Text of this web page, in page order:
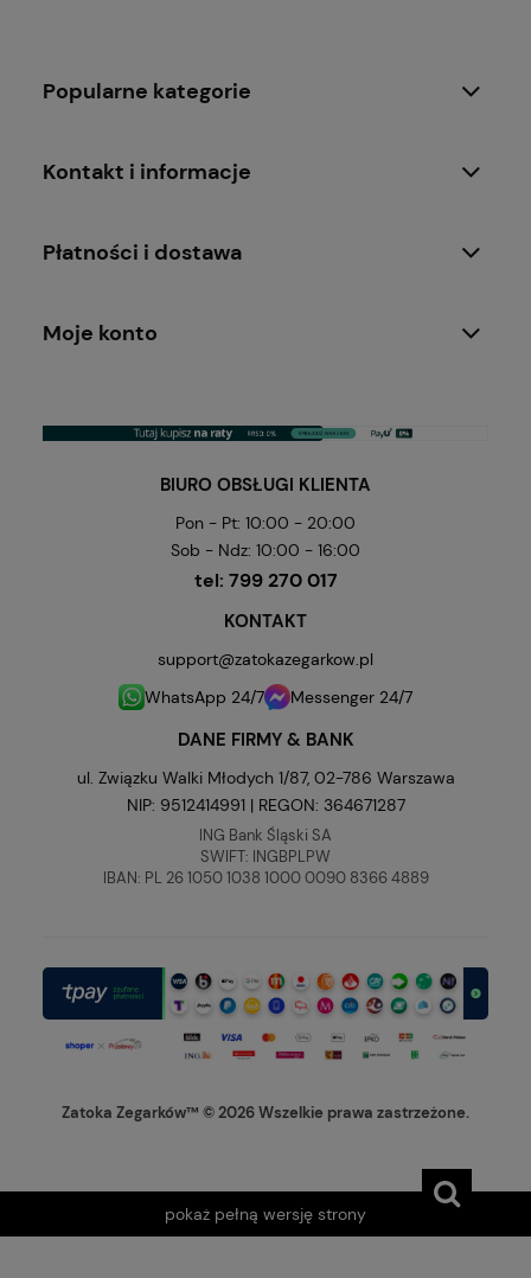
Popularne kategorie
Kontakt i informacje
Płatności i dostawa
Moje konto
BIURO OBSŁUGI KLIENTA
Pon - Pt: 10:00 - 20:00
Sob - Ndz: 10:00 - 16:00
tel: 799 270 017
KONTAKT
support@zatokazegarkow.pl
WhatsApp 24/7
Messenger 24/7
DANE FIRMY & BANK
ul. Związku Walki Młodych 1/87, 02-786 Warszawa
NIP: 9512414991 | REGON: 364671287
ING Bank Śląski SA
SWIFT: INGBPLPW
IBAN: PL 26 1050 1038 1000 0090 8366 4889
Zatoka Zegarków™ © 2026 Wszelkie prawa zastrzeżone.
pokaż pełną wersję strony